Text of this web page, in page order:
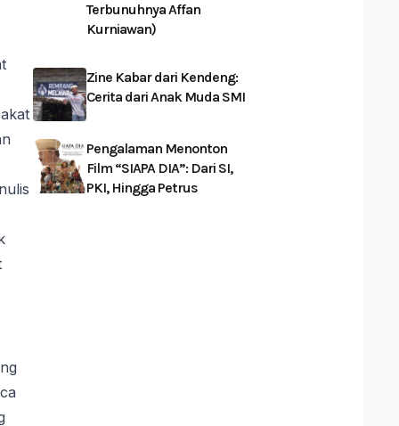
Terbunuhnya Affan
Kurniawan)
Zine Kabar dari Kendeng:
Cerita dari Anak Muda SMI
Pengalaman Menonton
Film “SIAPA DIA”: Dari SI,
PKI, Hingga Petrus